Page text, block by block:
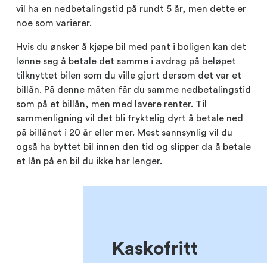
vil ha en nedbetalingstid på rundt 5 år, men dette er
noe som varierer.
Hvis du ønsker å kjøpe bil med pant i boligen kan det
lønne seg å betale det samme i avdrag på beløpet
tilknyttet bilen som du ville gjort dersom det var et
billån. På denne måten får du samme nedbetalingstid
som på et billån, men med lavere renter. Til
sammenligning vil det bli fryktelig dyrt å betale ned
på billånet i 20 år eller mer. Mest sannsynlig vil du
også ha byttet bil innen den tid og slipper da å betale
et lån på en bil du ikke har lenger.
Kaskofritt